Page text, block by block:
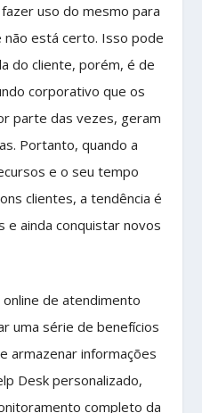
uso do mesmo para
está certo. Isso pode
do cliente, porém, é de
corporativo que os
parte das vezes, geram
Portanto, quando a
e o seu tempo
clientes, a tendência é
e ainda conquistar novos
de atendimento
uma série de benefícios
armazenar informações
Desk personalizado,
completo da